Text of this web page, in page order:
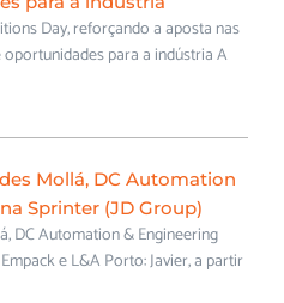
Day, reforçando a aposta nas
para a indústria A
Mollá, DC Automation
Sprinter (JD Group)
DC Automation & Engineering
e L&A Porto: Javier, a partir